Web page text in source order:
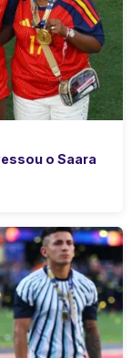
o Saara